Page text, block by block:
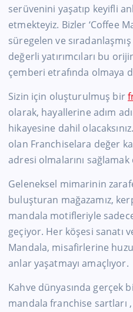
serüvenini yaşatıp keyifli
etmekteyiz. Bizler ‘Coffee
süregelen ve
değerli yatırımcıları bu
çemberi etrafında olmaya
Sizin için oluşturulmuş bir
olarak, hayallerine adım
hikayesine dahil
olan Franchiselara değer
adresi olmalarını
Geleneksel mimarinin
buluşturan mağazamız,
mandala motifleriyle
geçiyor. Her köşesi sanatı
Mandala, misafirlerine
anlar yaşatmayı amaçlıyor.
Kahve dünyasında gerçek
mandala franchise sartları